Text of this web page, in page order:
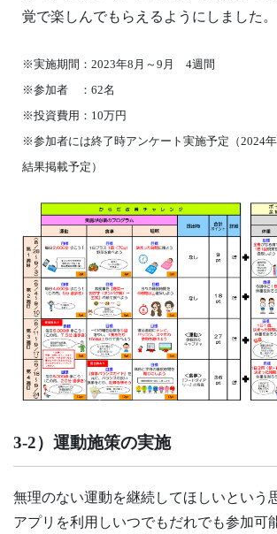
覚で楽しんでもらえるようにしました。
※実施期間：2023年8月～9月 4週間
※参加者 ：62名
※投資費用：10万円
※参加者には終了時アンケート実施予定（2024
結果掲載予定）
3-2）運動施策の実施
無理のない運動を継続してほしいという
アプリを利用しいつでもだれでも参加可